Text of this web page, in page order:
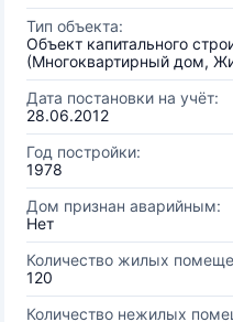
Тип объекта:
Объект капитального
(Многоквартирный дом,
Дата постановки на учёт:
28.06.2012
Год постройки:
1978
Дом признан аварийным:
Нет
Количество жилых
120
Количество нежилых